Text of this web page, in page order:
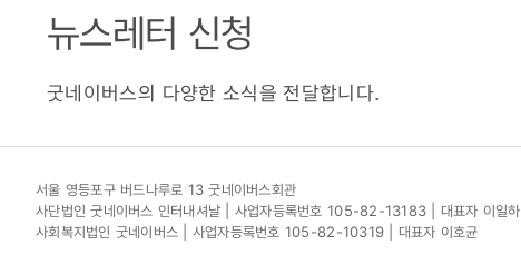
뉴스레터 신청
굿네이버스의 다양한 소식을 전달합니다.
서울 영등포구 버드나루로 13 굿네이버스회관
사단법인 굿네이버스 인터내셔날 | 사업자등록번호 105-82-13183 | 대표자 이일하
사회복지법인 굿네이버스 | 사업자등록번호 105-82-10319 | 대표자 이호균